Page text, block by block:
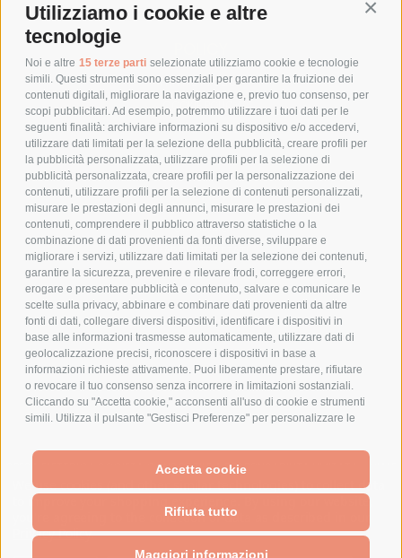
Utilizziamo i cookie e altre
tecnologie
Noi e altre 15 terze parti selezionate utilizziamo cookie e tecnologie
simili. Questi strumenti sono essenziali per garantire la fruizione dei
contenuti digitali, migliorare la navigazione e, previo tuo consenso, per
scopi pubblicitari. Ad esempio, potremmo utilizzare i tuoi dati per le
seguenti finalità: archiviare informazioni su dispositivo e/o accedervi,
utilizzare dati limitati per la selezione della pubblicità, creare profili per
la pubblicità personalizzata, utilizzare profili per la selezione di
pubblicità personalizzata, creare profili per la personalizzazione dei
contenuti, utilizzare profili per la selezione di contenuti personalizzati,
misurare le prestazioni degli annunci, misurare le prestazioni dei
contenuti, comprendere il pubblico attraverso statistiche o la
combinazione di dati provenienti da fonti diverse, sviluppare e
migliorare i servizi, utilizzare dati limitati per la selezione dei contenuti,
garantire la sicurezza, prevenire e rilevare frodi, correggere errori,
erogare e presentare pubblicità e contenuto, salvare e comunicare le
scelte sulla privacy, abbinare e combinare dati provenienti da altre
fonti di dati, collegare diversi dispositivi, identificare i dispositivi in
base alle informazioni trasmesse automaticamente, utilizzare dati di
geolocalizzazione precisi, riconoscere i dispositivi in base a
informazioni richieste attivamente. Puoi liberamente prestare, rifiutare
o revocare il tuo consenso senza incorrere in limitazioni sostanziali.
Cliccando su "Accetta cookie," acconsenti all'uso di cookie e strumenti
simili. Utilizza il pulsante "Gestisci Preferenze" per personalizzare le
strettamente necessari. Puoi modificare le tue preferenze in qualsiasi
momento cliccando sul link "Preferenze Cookie" in fondo alla pagina o
sull'icona dello scudo in basso a sinistra. Le tue preferenze si
applicheranno al solo dispositivo in uso.
Accetta cookie
Rifiuta tutto
Maggiori informazioni
PRIVACY POLICY
COOKIE POLICY
PAGAMENTI SICURI
AZIENDA
CHI SIAMO
MARCHI TRATTATI
CONDOMINI
Bonifico
Bancario
SPESA ELETTRICA SOCIETA CONSORTILE A RESPONSABILITA LIMITATA - VIALE
MILANOFIORI, STRADA 4 - PALAZZO A5 20057, ASSAGO MILANO - PARTITA IVA
Powered byBigCommerce
Created byLone Star Templates
We use cookies (and other similar technologies) to collect data
to improve your shopping experience.
By using our website,
you're agreeing to the collection of data as described in our
Privacy Policy.